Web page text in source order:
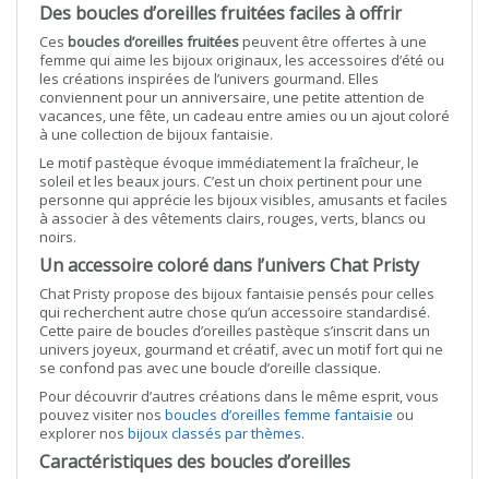
Des boucles d’oreilles fruitées faciles à offrir
Ces boucles d’oreilles fruitéespeuvent être offertes à une
femme qui aime les bijoux originaux, les accessoires d’été ou
les créations inspirées de l’univers gourmand. Elles
conviennent pour un anniversaire, une petite attention de
vacances, une fête, un cadeau entre amies ou un ajout coloré
à une collection de bijoux fantaisie.
Le motif pastèque évoque immédiatement la fraîcheur, le
soleil et les beaux jours. C’est un choix pertinent pour une
personne qui apprécie les bijoux visibles, amusants et faciles
à associer à des vêtements clairs, rouges, verts, blancs ou
noirs.
Un accessoire coloré dans l’univers Chat Pristy
Chat Pristy propose des bijoux fantaisie pensés pour celles
qui recherchent autre chose qu’un accessoire standardisé.
Cette paire de boucles d’oreilles pastèque s’inscrit dans un
univers joyeux, gourmand et créatif, avec un motif fort qui ne
se confond pas avec une boucle d’oreille classique.
Pour découvrir d’autres créations dans le même esprit, vous
pouvez visiter nos boucles d’oreilles femme fantaisie ou
explorer nos bijoux classés par thèmes.
Caractéristiques des boucles d’oreilles